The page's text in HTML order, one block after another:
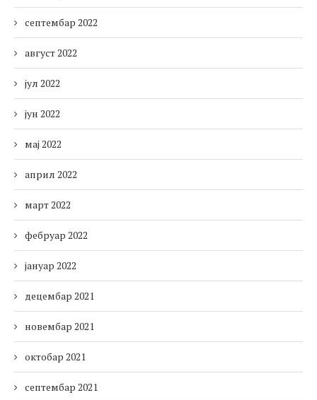
септембар 2022
август 2022
јул 2022
јун 2022
мај 2022
април 2022
март 2022
фебруар 2022
јануар 2022
децембар 2021
новембар 2021
октобар 2021
септембар 2021